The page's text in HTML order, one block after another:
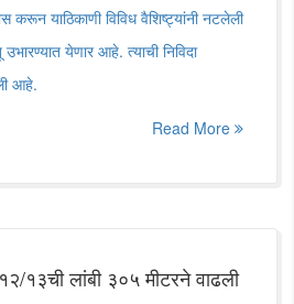
करून याठिकाणी विविध वैशिष्ट्यांनी नटलेली
येणार आहे. त्याची निविदा
आहे.
Read More
१३ची लांबी ३०५ मीटरने वाढली